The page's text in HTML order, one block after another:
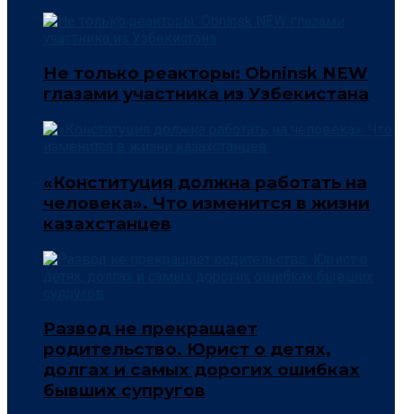
Не только реакторы: Obninsk NEW
глазами участника из Узбекистана
«Конституция должна работать на
человека». Что изменится в жизни
казахстанцев
Развод не прекращает
родительство. Юрист о детях,
долгах и самых дорогих ошибках
бывших супругов